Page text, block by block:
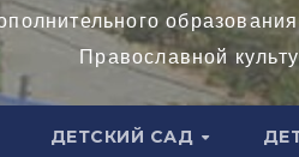
Православной
ДЕТСКИЙ САД